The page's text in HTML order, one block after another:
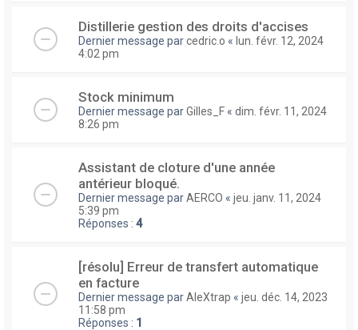
Distillerie gestion des droits d'accises
Dernier message parcedric.o « lun. févr. 12, 2024
4:02 pm
Stock minimum
Dernier message parGilles_F « dim. févr. 11, 2024
8:26 pm
Assistant de cloture d'une année
antérieur bloqué.
Dernier message parAERCO « jeu. janv. 11, 2024
5:39 pm
Réponses : 4
[résolu] Erreur de transfert automatique
en facture
Dernier message parAleXtrap « jeu. déc. 14, 2023
11:58 pm
Réponses : 1